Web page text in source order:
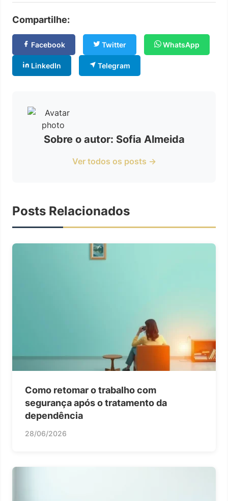
Compartilhe:
Facebook Twitter WhatsApp
LinkedIn Telegram
Sobre o autor: Sofia Almeida
Ver todos os posts →
Posts Relacionados
Como retomar o trabalho com
segurança após o tratamento da
dependência
28/06/2026